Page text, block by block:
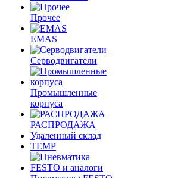
Прочее
EMAS
Cерводвигатели
Промышленные
корпуса
РАСПРОДАЖА
Удаленный склад
TEMP